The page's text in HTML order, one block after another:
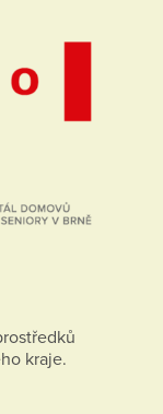
kraje.